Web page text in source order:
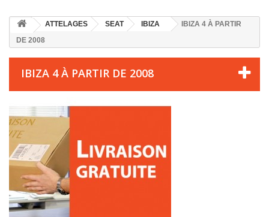
ATTELAGES SEAT IBIZA
IBIZA 4 À PARTIR
DE 2008
IBIZA 4 À PARTIR DE 2008